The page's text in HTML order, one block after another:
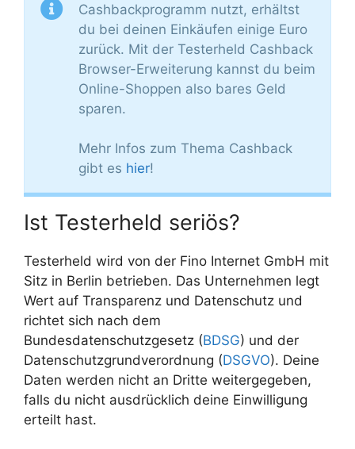
Cashbackprogramm nutzt, erhältst
du bei deinen Einkäufen einige Euro
zurück. Mit der Testerheld Cashback
Browser-Erweiterung kannst du beim
Online-Shoppen also bares Geld
sparen.
Mehr Infos zum Thema Cashback
gibt es hier!
Ist Testerheld seriös?
Testerheld wird von der Fino Internet GmbH mit
Sitz in Berlin betrieben. Das Unternehmen legt
Wert auf Transparenz und Datenschutz und
richtet sich nach dem
Bundesdatenschutzgesetz (BDSG) und der
Datenschutzgrundverordnung (DSGVO). Deine
Daten werden nicht an Dritte weitergegeben,
falls du nicht ausdrücklich deine Einwilligung
erteilt hast.